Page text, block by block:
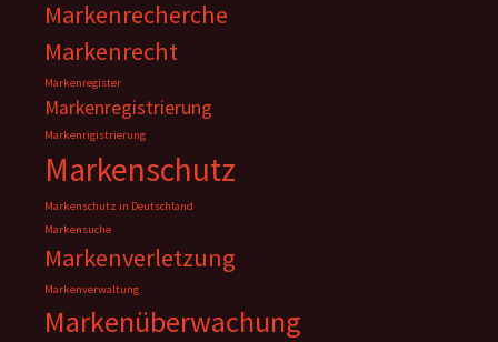
Markenrecherche
Markenrecht
Markenregister
Markenregistrierung
Markenrigistrierung
Markenschutz
Markenschutz in Deutschland
Markensuche
Markenverletzung
Markenverwaltung
Markenüberwachung